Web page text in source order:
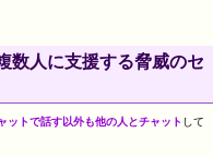
数人に支援する脅威のセ
ットで話す以外も他の人とチャット して